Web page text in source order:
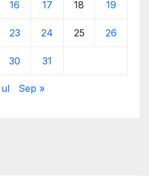
16 17 18 19
23 24 25 26
30 31
Sep »